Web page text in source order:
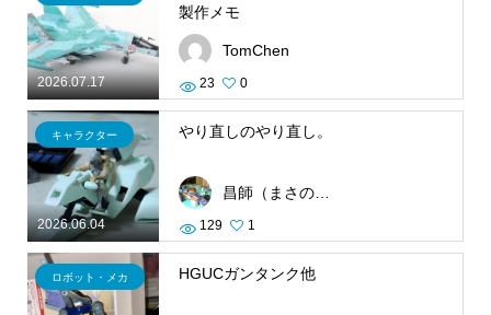
2026.07.17
製作メモ
TomChen
23 0
2026.06.04
キャラクター やり直しのやり直し。
昌師（まさのり）
129 1
ロボット・メカ HGUCガンタンク他